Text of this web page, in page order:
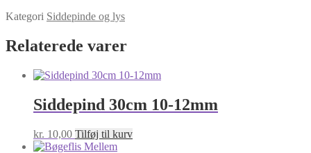
Kategori Siddepinde og lys
Relaterede varer
Siddepind 30cm 10-12mm
kr. 10,00 Tilføj til kurv